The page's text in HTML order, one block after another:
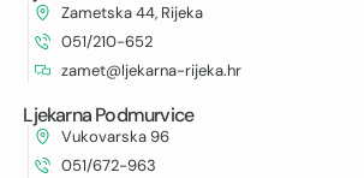
Zametska 44, Rijeka
051/210-652
zamet@ljekarna-rijeka.hr
Ljekarna Podmurvice
Vukovarska 96
051/672-963